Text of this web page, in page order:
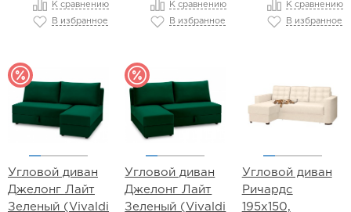
К сравнению
В избранное
К сравнению
В избранное
К сравнению
В избранное
Угловой диван
Джелонг Лайт
Зеленый (Vivaldi
Угловой диван
Джелонг Лайт
Зеленый (Vivaldi
Угловой диван
Ричардс
195х150,